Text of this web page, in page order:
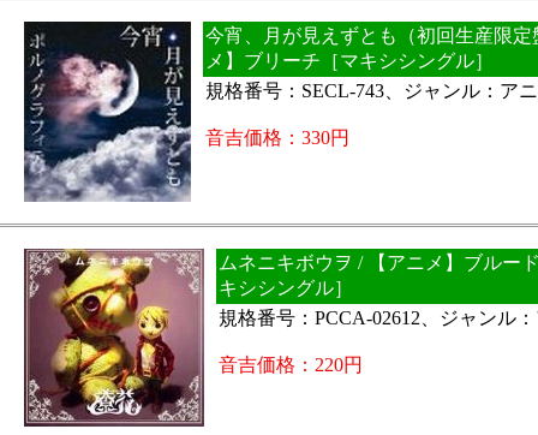
今宵、月が見えずとも（初回生産限定
メ】ブリーチ［マキシシングル］
規格番号：SECL-743、ジャンル：ア
音吉価格：330円
ムネニキボウヲ / 【アニメ】ブルー
キシシングル］
規格番号：PCCA-02612、ジャンル
音吉価格：220円